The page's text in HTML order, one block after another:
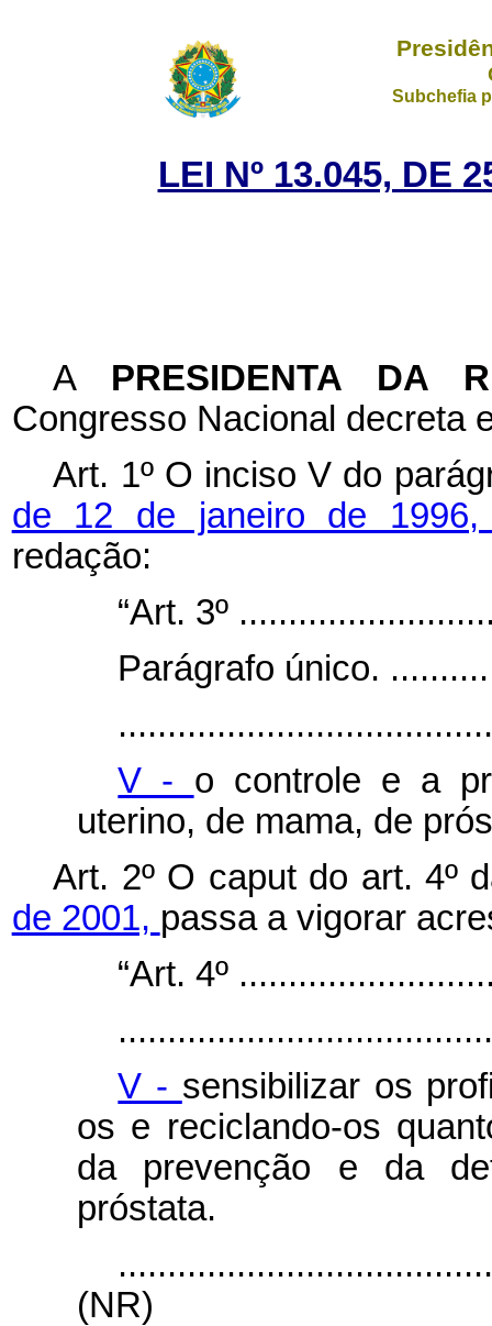
Subchefia
LEI Nº 13.045, DE
A PRESIDENTA DA
Congresso Nacional decreta
Art. 1º O inciso V do
de 12 de janeiro de
redação:
“Art. 3º
Parágrafo único.
V - o controle e a
uterino, de mama, de
Art. 2º O caput do art. 4º
de 2001, passa a vigorar
“Art. 4º
V - sensibilizar os
os e reciclando-os
da prevenção e da
próstata.
(NR)